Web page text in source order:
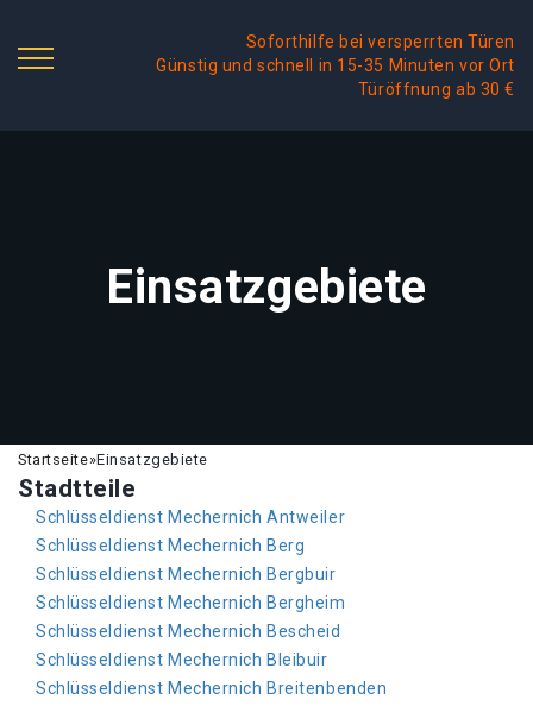
Soforthilfe bei versperrten Türen
Günstig und schnell in 15-35 Minuten vor Ort
Türöffnung ab 30 €
Einsatzgebiete
Startseite»Einsatzgebiete
Stadtteile
Schlüsseldienst Mechernich Antweiler
Schlüsseldienst Mechernich Berg
Schlüsseldienst Mechernich Bergbuir
Schlüsseldienst Mechernich Bergheim
Schlüsseldienst Mechernich Bescheid
Schlüsseldienst Mechernich Bleibuir
Schlüsseldienst Mechernich Breitenbenden